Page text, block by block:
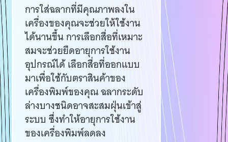
การใส่ฉลากที่มีคุณภาพลงใน
เครื่องของคุณจะช่วยให้ใช้งาน
ได้นานขึ้น การเลือกสื่อที่เหมาะ
สมจะช่วยยืดอายุการใช้งาน
อุปกรณ์ได้ เลือกสื่อที่ออกแบบ
มาเพื่อใช้กับตราสินค้าของ
เครื่องพิมพ์ของคุณ ฉลากระดับ
ล่างบางชนิดอาจสะสมฝุ่นเข้าสู่
ระบบ ซึ่งทำให้อายุการใช้งาน
ของเครื่องพิมพ์ลดลง